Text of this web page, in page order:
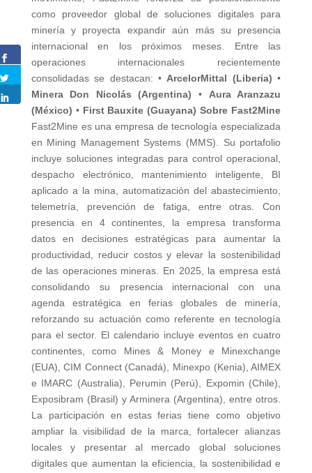
como proveedor global de soluciones digitales para
minería y proyecta expandir aún más su presencia
internacional en los próximos meses. Entre las
operaciones internacionales recientemente
consolidadas se destacan: • ArcelorMittal (Liberia) •
Minera Don Nicolás (Argentina) • Aura Aranzazu
(México) • First Bauxite (Guayana) Sobre Fast2Mine
Fast2Mine es una empresa de tecnología especializada
en Mining Management Systems (MMS). Su portafolio
incluye soluciones integradas para control operacional,
despacho electrónico, mantenimiento inteligente, BI
aplicado a la mina, automatización del abastecimiento,
telemetría, prevención de fatiga, entre otras. Con
presencia en 4 continentes, la empresa transforma
datos en decisiones estratégicas para aumentar la
productividad, reducir costos y elevar la sostenibilidad
de las operaciones mineras. En 2025, la empresa está
consolidando su presencia internacional con una
agenda estratégica en ferias globales de minería,
reforzando su actuación como referente en tecnología
para el sector. El calendario incluye eventos en cuatro
continentes, como Mines & Money e Minexchange
(EUA), CIM Connect (Canadá), Minexpo (Kenia), AIMEX
e IMARC (Australia), Perumin (Perú), Expomin (Chile),
Exposibram (Brasil) y Arminera (Argentina), entre otros.
La participación en estas ferias tiene como objetivo
ampliar la visibilidad de la marca, fortalecer alianzas
locales y presentar al mercado global soluciones
digitales que aumentan la eficiencia, la sostenibilidad e